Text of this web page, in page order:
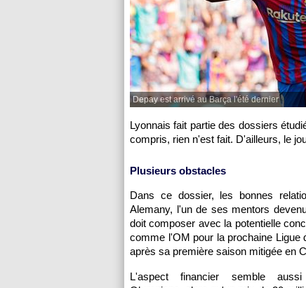
Depay est arrivé au Barça l'été dernier
Lyonnais fait partie des dossiers
compris, rien n'est fait. D'ailleurs, le
Plusieurs obstacles
Dans ce dossier, les bonnes
Alemany, l'un de ses mentors
doit composer avec la potentielle
comme l'OM pour la prochaine Ligue
après sa première saison mitigée en
L'aspect financier semble